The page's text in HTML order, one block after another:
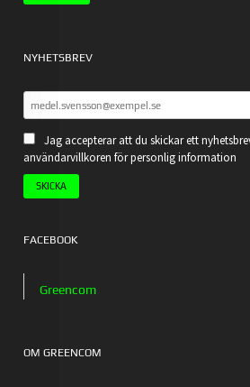
NYHETSBREV
Jag accepterar att du skickar ett
användarvillkoren för personlig information
FACEBOOK
Greencom
OM GREENCOM